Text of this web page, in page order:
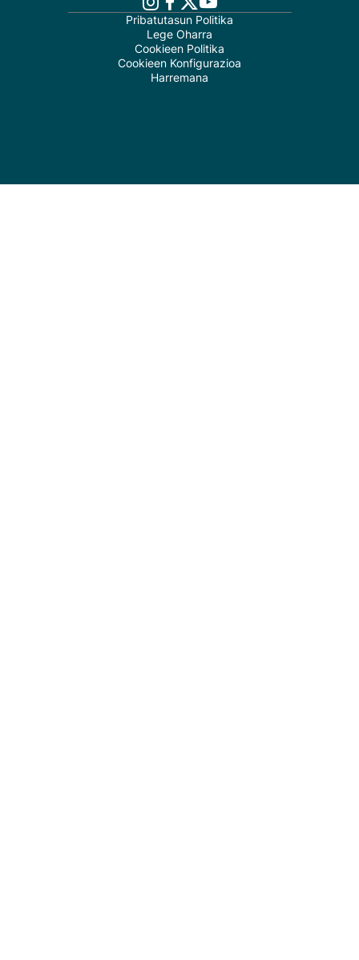
Pribatutasun Politika
Lege Oharra
Cookieen Politika
Cookieen Konfigurazioa
Harremana